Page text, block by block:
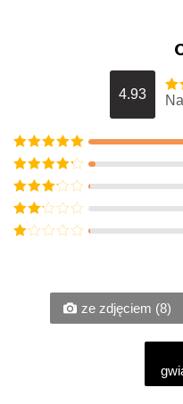
4.93
Oceniony5na
5.
Oceniony4
na 5.
Oceniony
3na 5.
Oceniony
2na
ze zdjęciem (8)